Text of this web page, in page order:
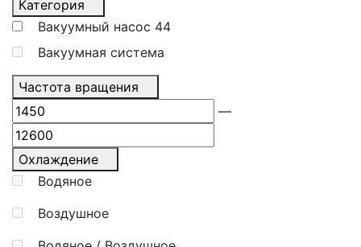
Категория
Вакуумный насос 44
Вакуумная система
Частота вращения
—
Охлаждение
Водяное
Воздушное